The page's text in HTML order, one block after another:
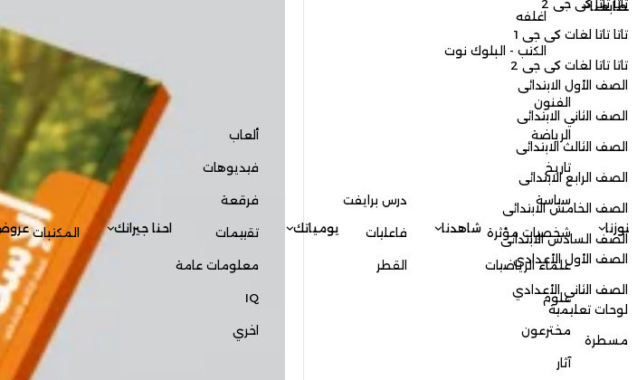
اغلفه
الكتب - البلوك نوت
الفنون
الرياضة
تاريخ
سياسة
شخصيات مؤثرة
علماء الرياضيات
علوم
مخترعون
آثار
شاهدنا
درس برايفت
فاعليات
القطر
يومياتك
ألعاب
فيديوهات
فرقعة
تقييمات
معلومات عامة
IQ
اخري
احنا جيرانك المكتبات عروض
تاتا تاتا كى جى 2
تاتا تاتا لغات كى جى 1
تاتا تاتا لغات كى جى 2
الصف الأول الابتدائى
الصف الثاني الابتدائى
الصف الثالث الابتدائى
الصف الرابع الابتدائى
الصف الخامس الابتدائى
الصف السادس الابتدائى
الصف الأول الأعدادي
الصف الثاني الأعدادي
لوحات تعليمية
مسطرة